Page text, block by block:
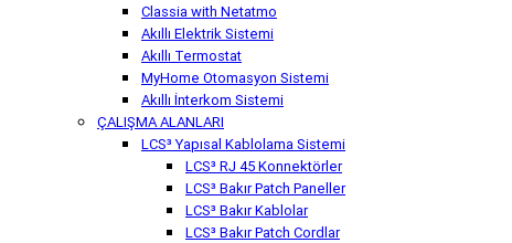
Classia with Netatmo
Akıllı Elektrik Sistemi
Akıllı Termostat
MyHome Otomasyon Sistemi
Akıllı İnterkom Sistemi
ÇALIŞMA ALANLARI
LCS³ Yapısal Kablolama Sistemi
LCS³ RJ 45 Konnektörler
LCS³ Bakır Patch Paneller
LCS³ Bakır Kablolar
LCS³ Bakır Patch Cordlar